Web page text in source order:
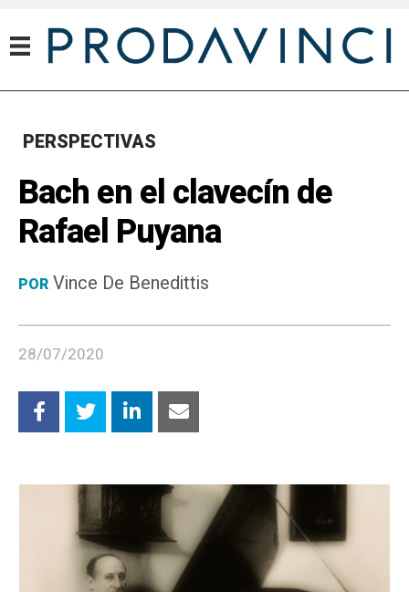
PERSPECTIVAS
Bach en el clavecín de
Rafael Puyana
POR Vince De Benedittis
28/07/2020